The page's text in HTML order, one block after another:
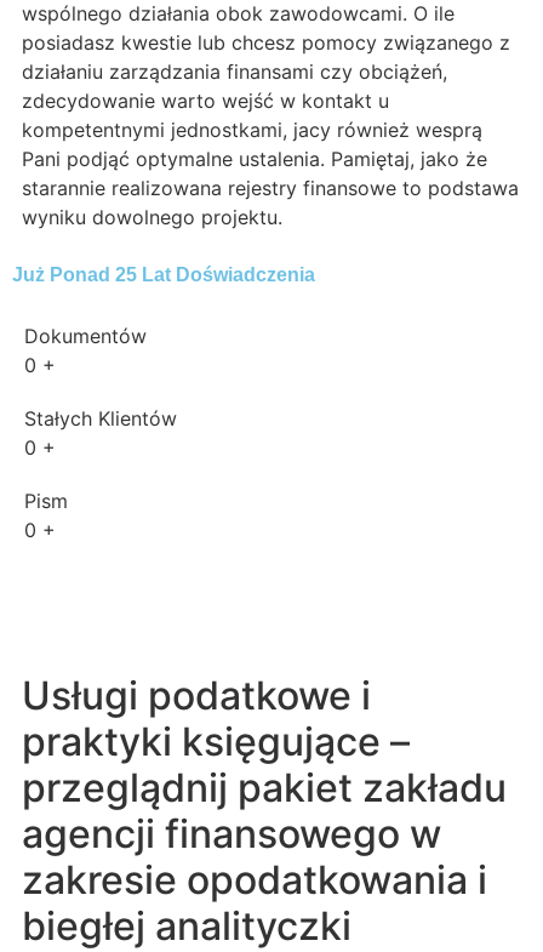
wspólnego działania obok zawodowcami. O ile
posiadasz kwestie lub chcesz pomocy związanego z
działaniu zarządzania finansami czy obciążeń,
zdecydowanie warto wejść w kontakt u
kompetentnymi jednostkami, jacy również wesprą
Pani podjąć optymalne ustalenia. Pamiętaj, jako że
starannie realizowana rejestry finansowe to podstawa
wyniku dowolnego projektu.
Już Ponad 25 Lat Doświadczenia
Dokumentów
0 +
Stałych Klientów
0 +
Pism
0 +
Usługi podatkowe i
praktyki księgujące –
przeglądnij pakiet zakładu
agencji finansowego w
zakresie opodatkowania i
biegłej analityczki